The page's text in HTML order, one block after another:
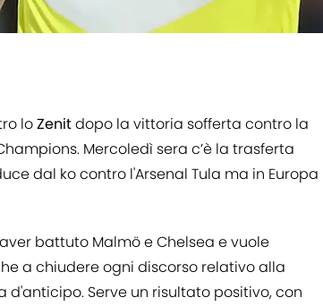
loZenitdopo la vittoria sofferta contro la
Mercoledì sera c’è la trasferta
dal ko contro l'Arsenal Tula ma in Europa
battuto Malmö e Chelsea e vuole
a chiudere ogni discorso relativo alla
Serve un risultato positivo, con